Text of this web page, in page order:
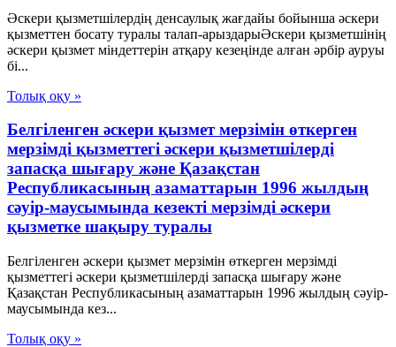
Әскери қызметшілердің денсаулық жағдайы бойынша әскери
қызметтен босату туралы талап-арыздарыӘскери қызметшінің
әскери қызмет міндеттерін атқару кезеңінде алған әрбір ауруы
бі...
Толық оқу »
Белгiленген әскери қызмет мерзiмiн өткерген
мерзiмдi қызметтегi әскери қызметшiлердi
запасқа шығару және Қазақстан
Республикасының азаматтарын 1996 жылдың
сәуiр-маусымында кезектi мерзiмдi әскери
қызметке шақыру туралы
Белгiленген әскери қызмет мерзiмiн өткерген мерзiмдi
қызметтегi әскери қызметшiлердi запасқа шығару және
Қазақстан Республикасының азаматтарын 1996 жылдың сәуiр-
маусымында кез...
Толық оқу »